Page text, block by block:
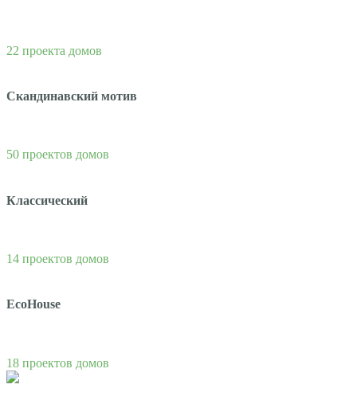
22 проекта домов
Скандинавский мотив
50 проектов домов
Классический
14 проектов домов
EcoHouse
18 проектов домов